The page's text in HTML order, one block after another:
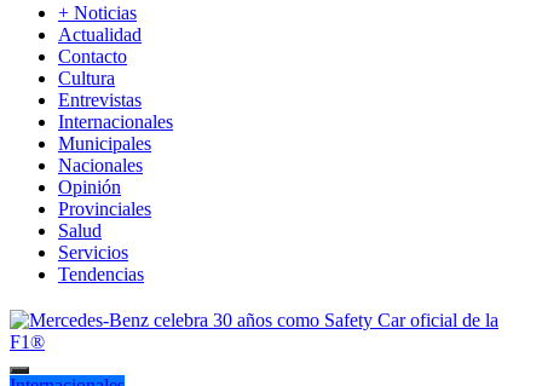
+ Noticias
Actualidad
Contacto
Cultura
Entrevistas
Internacionales
Municipales
Nacionales
Opinión
Provinciales
Salud
Servicios
Tendencias